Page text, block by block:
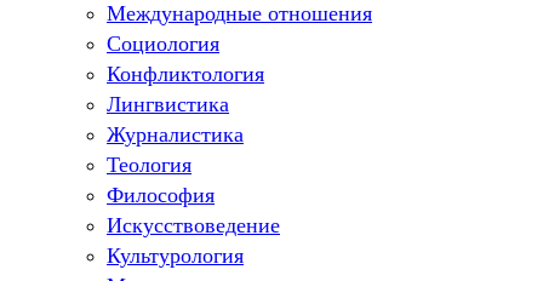
Международные отношения
Социология
Конфликтология
Лингвистика
Журналистика
Теология
Философия
Искусствоведение
Культурология